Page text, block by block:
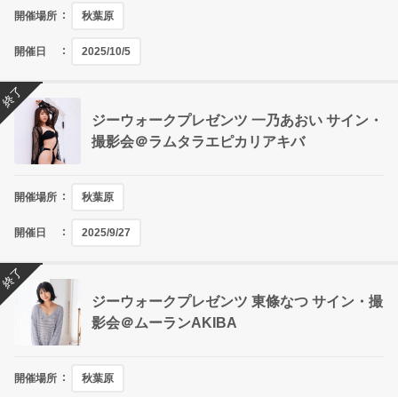
開催場所 秋葉原
開催日 2025/10/5
ジーウォークプレゼンツ 一乃あおい サイン・
撮影会＠ラムタラエピカリアキバ
開催場所 秋葉原
開催日 2025/9/27
終了
ジーウォークプレゼンツ 東條なつ サイン・撮
影会＠ムーランAKIBA
開催場所 秋葉原
終了